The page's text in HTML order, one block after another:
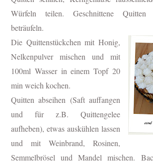
Würfeln teilen. Geschnittene Quitten
beträufeln.
Die Quittenstückchen mit Honig,
Nelkenpulver mischen und mit
100ml Wasser in einem Topf 20
min weich kochen.
Quitten abseihen (Saft auffangen
und für z.B. Quittengelee
aufheben), etwas auskühlen lassen
und mit Weinbrand, Rosinen,
Semmelbrösel und Mandel mischen.